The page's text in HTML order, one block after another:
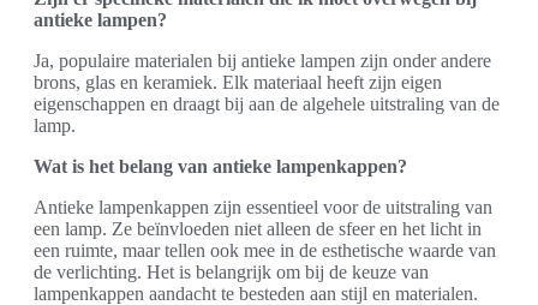
antieke lampen?
Ja, populaire materialen bij antieke lampen zijn onder andere
brons, glas en keramiek. Elk materiaal heeft zijn eigen
eigenschappen en draagt bij aan de algehele uitstraling van de
lamp.
Wat is het belang van antieke lampenkappen?
Antieke lampenkappen zijn essentieel voor de uitstraling van
een lamp. Ze beïnvloeden niet alleen de sfeer en het licht in
een ruimte, maar tellen ook mee in de esthetische waarde van
de verlichting. Het is belangrijk om bij de keuze van
lampenkappen aandacht te besteden aan stijl en materialen.